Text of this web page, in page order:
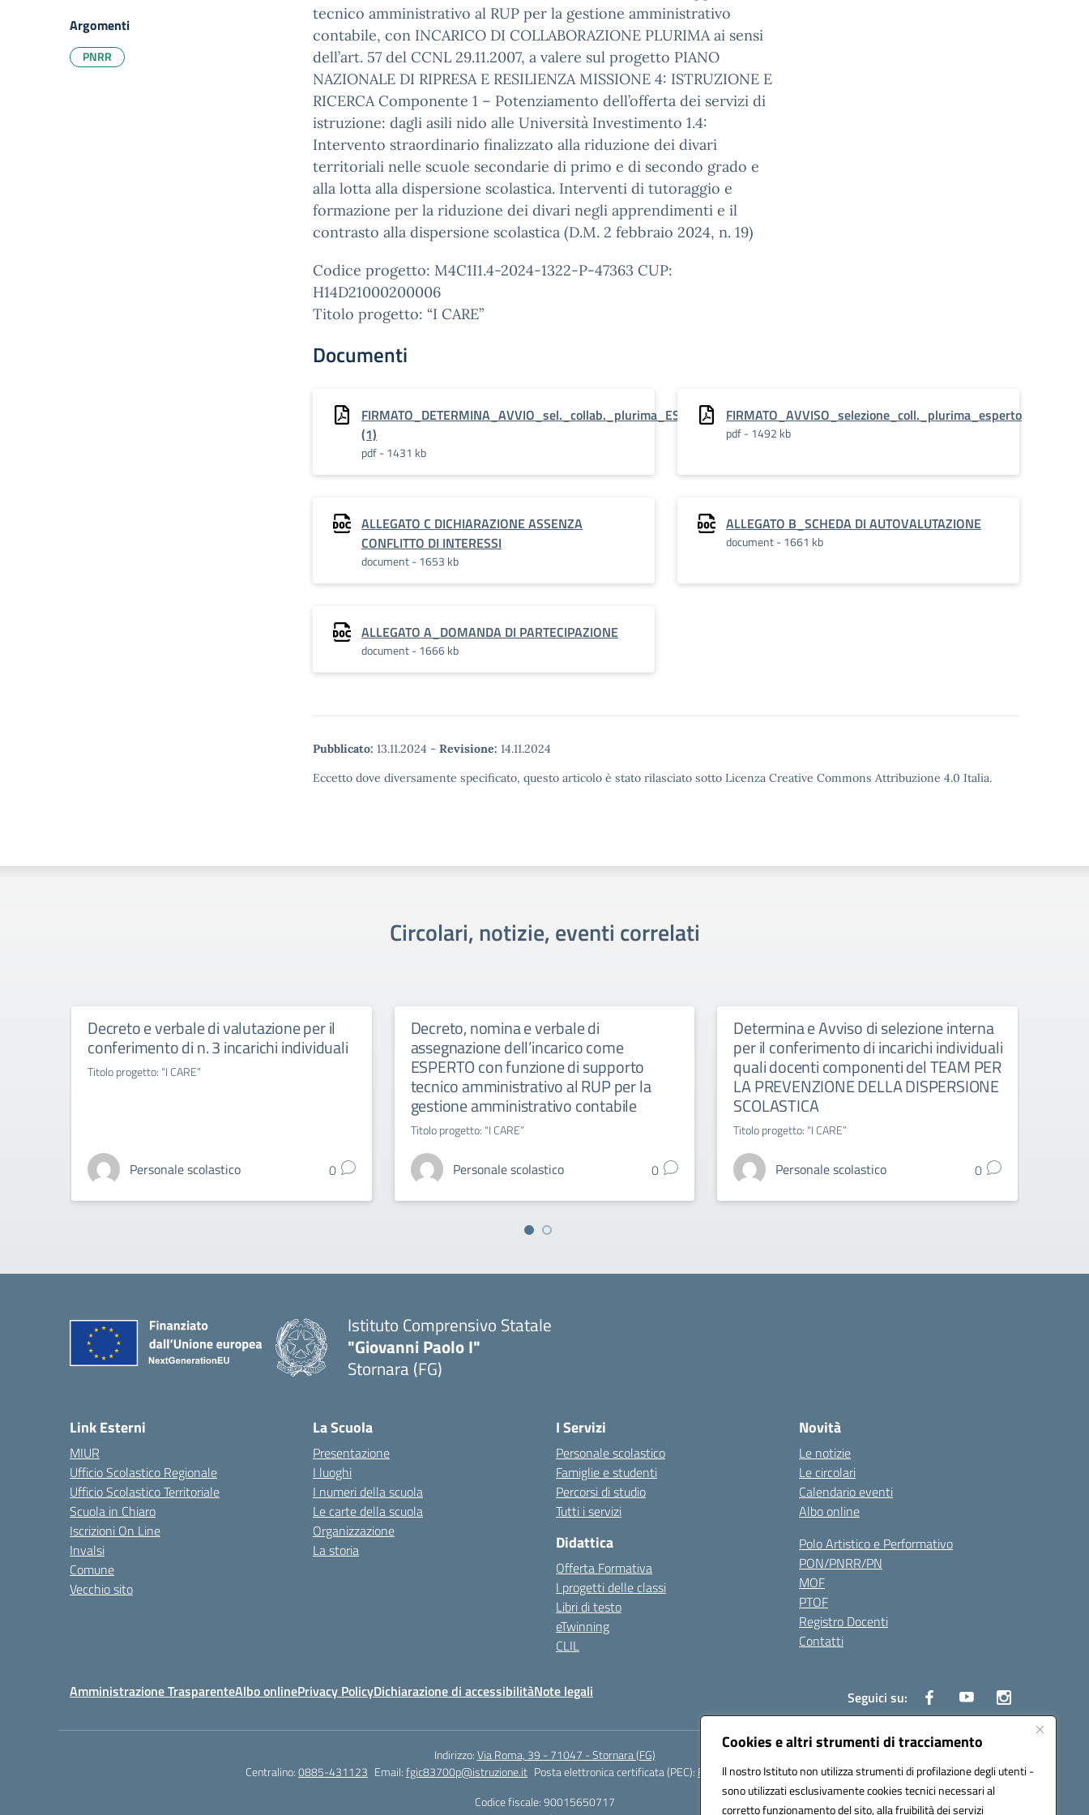
Cookies e altri strumenti di tracciamento
Il nostro Istituto non utilizza strumenti di profilazione degli utenti -
sono utilizzati esclusivamente cookies tecnici necessari al
corretto funzionamento del sito, alla fruibilità dei servizi
tecnico amministrativo al RUP per la gestione amministrativo
contabile, con INCARICO DI COLLABORAZIONE PLURIMA ai sensi
dell’art. 57 del CCNL 29.11.2007, a valere sul progetto PIANO
NAZIONALE DI RIPRESA E RESILIENZA MISSIONE 4: ISTRUZIONE E
RICERCA Componente 1 – Potenziamento dell’offerta dei servizi di
istruzione: dagli asili nido alle Università Investimento 1.4:
Intervento straordinario finalizzato alla riduzione dei divari
territoriali nelle scuole secondarie di primo e di secondo grado e
alla lotta alla dispersione scolastica. Interventi di tutoraggio e
formazione per la riduzione dei divari negli apprendimenti e il
contrasto alla dispersione scolastica (D.M. 2 febbraio 2024, n. 19)
Codice progetto: M4C1I1.4-2024-1322-P-47363 CUP:
H14D21000200006
Titolo progetto: “I CARE”
Documenti
FIRMATO_DETERMINA_AVVIO_sel._collab._plurima_ESPERTO_in_gestione_amm.
(1)
pdf - 1431 kb
FIRMATO_AVVISO_selezione_coll._plurima_esperto
pdf - 1492 kb
ALLEGATO C DICHIARAZIONE ASSENZA
CONFLITTO DI INTERESSI
document - 1653 kb
ALLEGATO B_SCHEDA DI AUTOVALUTAZIONE
document - 1661 kb
ALLEGATO A_DOMANDA DI PARTECIPAZIONE
document - 1666 kb
Pubblicato: 13.11.2024 - Revisione: 14.11.2024
Eccetto dove diversamente specificato, questo articolo è stato rilasciato sotto Licenza Creative Commons Attribuzione 4.0 Italia.
Argomenti
PNRR
Circolari, notizie, eventi correlati
Decreto e verbale di valutazione per il
conferimento di n. 3 incarichi individuali
Titolo progetto: “I CARE”
Personale scolastico 0
Decreto, nomina e verbale di
assegnazione dell’incarico come
ESPERTO con funzione di supporto
tecnico amministrativo al RUP per la
gestione amministrativo contabile
Titolo progetto: “I CARE”
Personale scolastico 0
Determina e Avviso di selezione interna
per il conferimento di incarichi individuali
quali docenti componenti del TEAM PER
LA PREVENZIONE DELLA DISPERSIONE
SCOLASTICA
Titolo progetto: “I CARE”
Personale scolastico 0
Istituto Comprensivo Statale
"Giovanni Paolo I"
Stornara (FG)
Link Esterni
MIUR
Ufficio Scolastico Regionale
Ufficio Scolastico Territoriale
Scuola in Chiaro
Iscrizioni On Line
Invalsi
Comune
Vecchio sito
La Scuola
Presentazione
I luoghi
I numeri della scuola
Le carte della scuola
Organizzazione
La storia
I Servizi
Personale scolastico
Famiglie e studenti
Percorsi di studio
Tutti i servizi
Didattica
Offerta Formativa
I progetti delle classi
Libri di testo
eTwinning
CLIL
Novità
Le notizie
Le circolari
Calendario eventi
Albo online
Polo Artistico e Performativo
PON/PNRR/PN
MOF
PTOF
Registro Docenti
Contatti
Amministrazione TrasparenteAlbo onlinePrivacy PolicyDichiarazione di accessibilitàNote legali Seguici su:
Indirizzo:Via Roma, 39 - 71047 - Stornara (FG)
Centralino:0885-431123 Email:fgic83700p@istruzione.it Posta elettronica certificata (PEC): FGIC83700P@pec.istruzione.it
Codice fiscale: 90015650717